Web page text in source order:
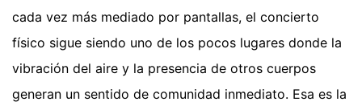
cada vez más mediado por pantallas, el concierto
físico sigue siendo uno de los pocos lugares donde la
vibración del aire y la presencia de otros cuerpos
generan un sentido de comunidad inmediato. Esa es la